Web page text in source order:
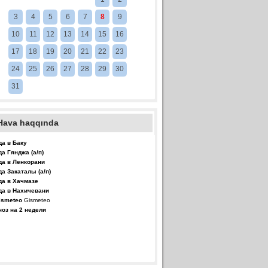
3 4 5 6 7 8 9
10 11 12 13 14 15 16
17 18 19 20 21 22 23
24 25 26 27 28 29 30
31
haqqında
в Баку
Гянджа (а/п)
в Ленкорани
Закаталы (а/п)
в Хачмазе
в Нахичевани
Gismeteo
на 2 недели